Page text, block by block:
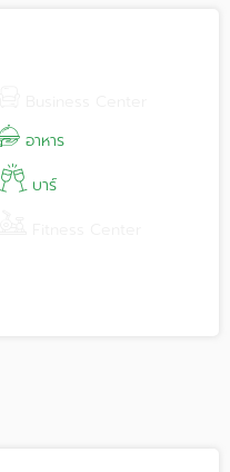
ฟท็อปบรรยากาศดี เหมาะ
านอย่างครบวงจร เพื่อให้
างความประทับใจในทุกช่วง
อาหาร
บาร์